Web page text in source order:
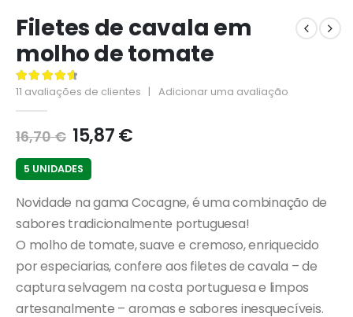
Filetes de cavala em
molho de tomate
4.73de 5
11 avaliações de clientes | Adicionar uma avaliação
16,70€ 15,87€
5 UNIDADES
Novidade na gama Cocagne, é uma combinação de
sabores tradicionalmente portuguesa!
O molho de tomate, suave e cremoso, enriquecido
por especiarias, confere aos filetes de cavala – de
captura selvagem na costa portuguesa e limpos
artesanalmente – aromas e sabores inesquecíveis.